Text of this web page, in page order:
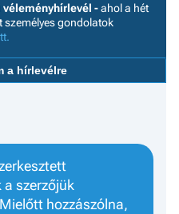
véleményhírlevél -ahol a hét
személyes gondolatok
a hírlevélre
szerzőjük
hozzászólna,